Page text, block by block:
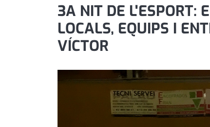
promo serveis
reportatge
salut
societat
successos
3A NIT DE L'ESPORT:
LOCALS, EQUIPS I
VÍCTOR